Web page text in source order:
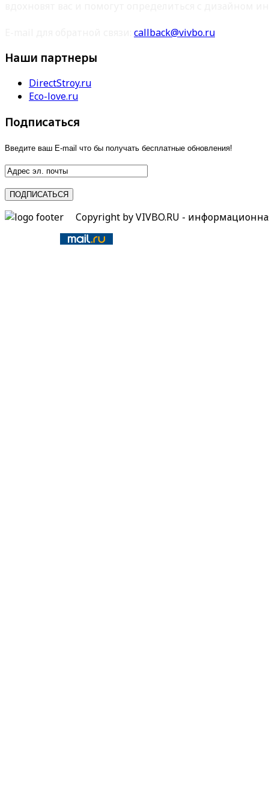
callback@vivbo.ru
Наши партнеры
DirectStroy.ru
Eco-love.ru
Подписаться
Введите ваш E-mail что бы получать бесплатные обновления!
Copyright by VIVBO.RU -